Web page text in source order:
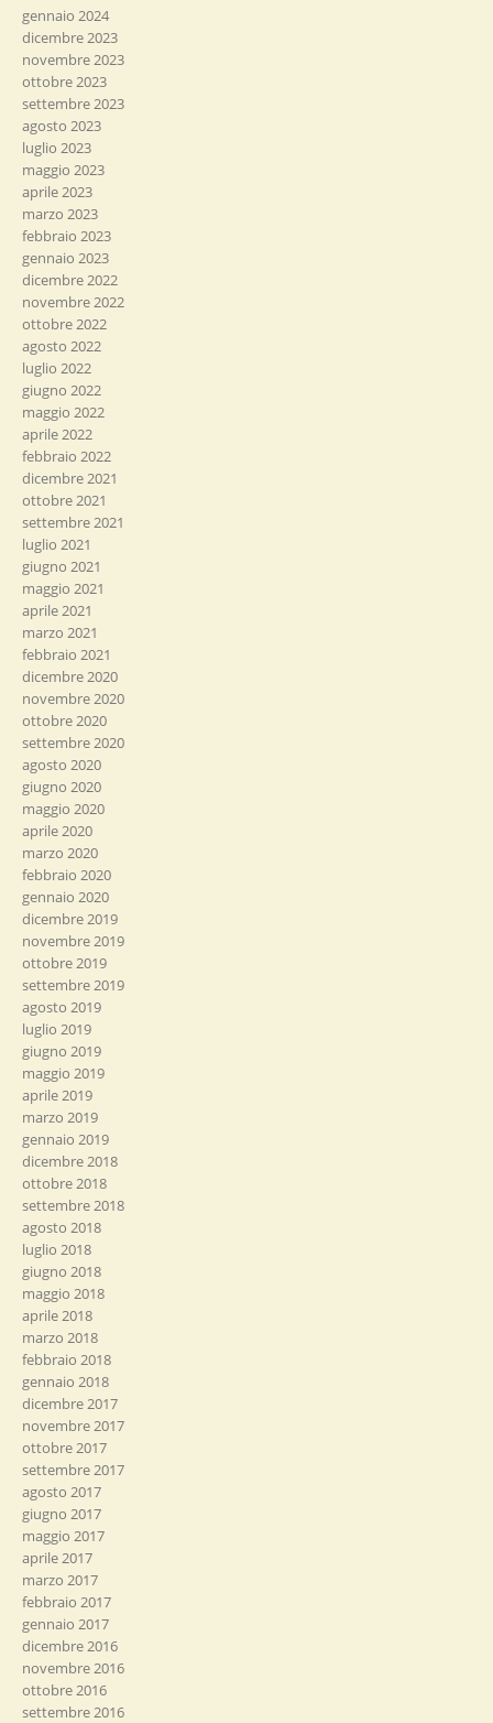
gennaio 2024
dicembre 2023
novembre 2023
ottobre 2023
settembre 2023
agosto 2023
luglio 2023
maggio 2023
aprile 2023
marzo 2023
febbraio 2023
gennaio 2023
dicembre 2022
novembre 2022
ottobre 2022
agosto 2022
luglio 2022
giugno 2022
maggio 2022
aprile 2022
febbraio 2022
dicembre 2021
ottobre 2021
settembre 2021
luglio 2021
giugno 2021
maggio 2021
aprile 2021
marzo 2021
febbraio 2021
dicembre 2020
novembre 2020
ottobre 2020
settembre 2020
agosto 2020
giugno 2020
maggio 2020
aprile 2020
marzo 2020
febbraio 2020
gennaio 2020
dicembre 2019
novembre 2019
ottobre 2019
settembre 2019
agosto 2019
luglio 2019
giugno 2019
maggio 2019
aprile 2019
marzo 2019
gennaio 2019
dicembre 2018
ottobre 2018
settembre 2018
agosto 2018
luglio 2018
giugno 2018
maggio 2018
aprile 2018
marzo 2018
febbraio 2018
gennaio 2018
dicembre 2017
novembre 2017
ottobre 2017
settembre 2017
agosto 2017
giugno 2017
maggio 2017
aprile 2017
marzo 2017
febbraio 2017
gennaio 2017
dicembre 2016
novembre 2016
ottobre 2016
settembre 2016